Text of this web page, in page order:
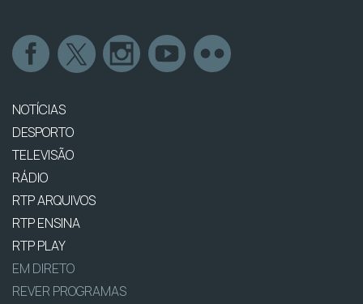
NOTÍCIAS
DESPORTO
TELEVISÃO
RÁDIO
RTP ARQUIVOS
RTP ENSINA
RTP PLAY
EM DIRETO
REVER PROGRAMAS